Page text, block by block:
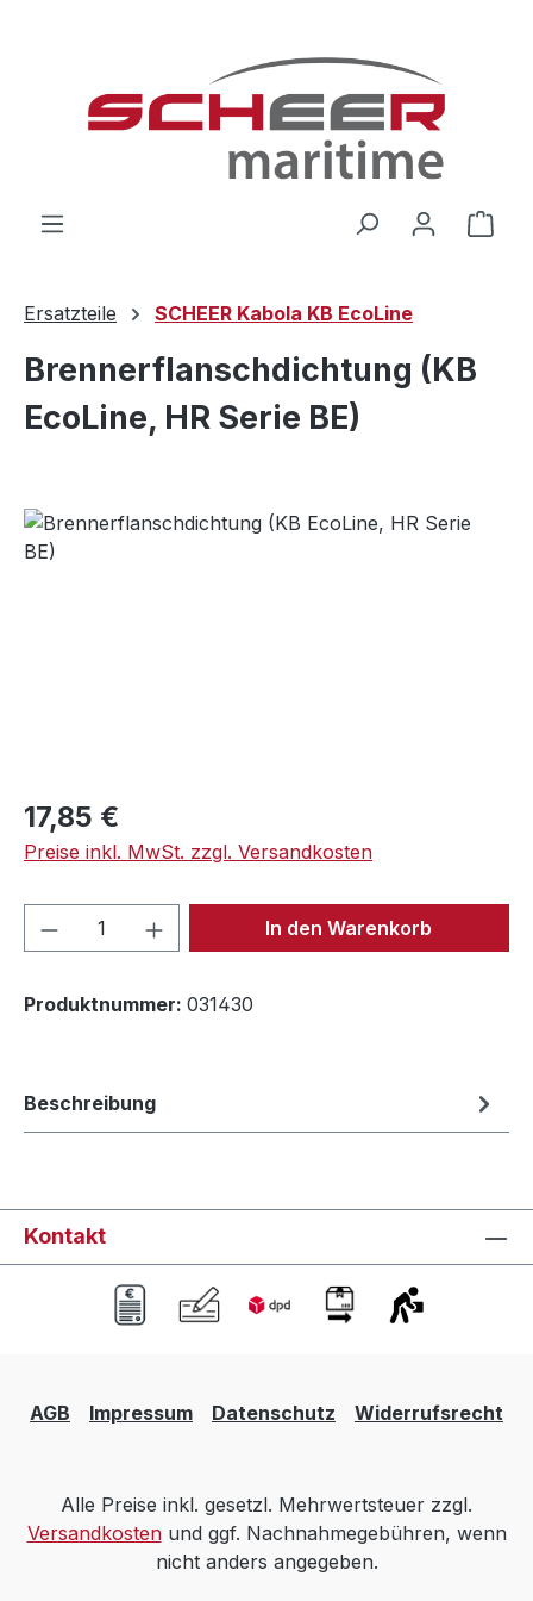
Ersatzteile SCHEER Kabola KB EcoLine
Brennerflanschdichtung (KB
EcoLine, HR Serie BE)
Bildergalerie überspringen
Regulärer Preis:
17,85 €
Preise inkl. MwSt. zzgl. Versandkosten
Produkt Anzahl: Gib denIn den Warenkorb
Produktnummer: 031430
Beschreibung
Kontakt
AGB Impressum Datenschutz Widerrufsrecht
Alle Preise inkl. gesetzl. Mehrwertsteuer zzgl.
Versandkostenund ggf. Nachnahmegebühren, wenn
nicht anders angegeben.